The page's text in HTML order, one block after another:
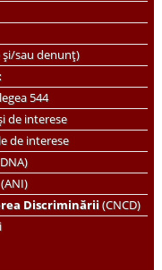
sau denunț)
544
de interese
de interese
Discriminării(CNCD)